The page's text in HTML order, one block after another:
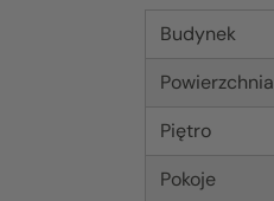
Budynek
Powierzchnia
Piętro
Pokoje